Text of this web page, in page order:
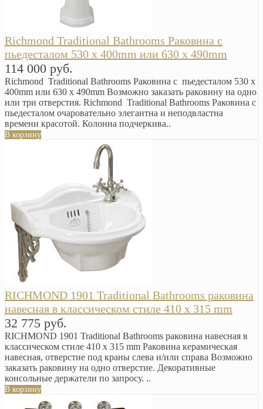
Richmond Traditional Bathrooms Раковина с
пьедесталом 530 x 400mm или 630 x 490mm
114 000 руб.
Richmond Traditional Bathrooms Раковина с пьедесталом 530 x
400mm или 630 x 490mm Возможно заказать раковину на одно
или три отверстия. Richmond Traditional Bathrooms Раковина с
пьедесталом очаровательно элегантна и неподвластна
времени красотой. Колонна подчеркива..
В корзину
RICHMOND 1901 Traditional Bathrooms раковина
навесная в классическом стиле 410 х 315 mm
32 775 руб.
RICHMOND 1901 Traditional Bathrooms раковина навесная в
классическом стиле 410 х 315 mm Раковина керамическая
навесная, отверстие под краны слева и/или справа Возможно
заказать раковину на одно отверстие. Декоративные
консольные держатели по запросу. ..
В корзину